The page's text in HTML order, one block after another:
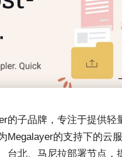
的子品牌，专注于提供轻
Megalayer的支持下的云
台北、马尼拉部署节点